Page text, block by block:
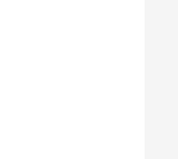
200 und 140 x